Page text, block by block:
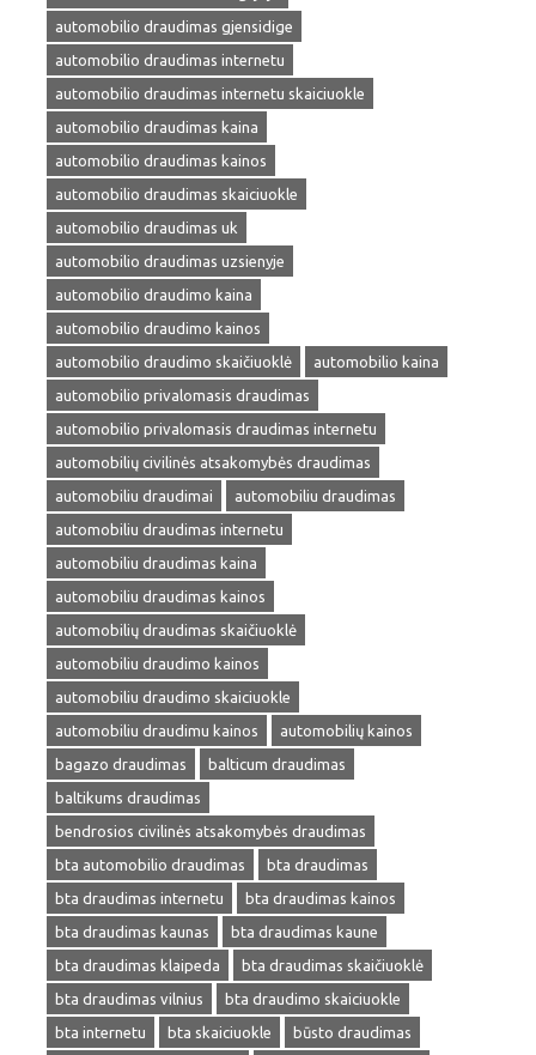
automobilio draudimas gjensidige
automobilio draudimas internetu
automobilio draudimas internetu skaiciuokle
automobilio draudimas kaina
automobilio draudimas kainos
automobilio draudimas skaiciuokle
automobilio draudimas uk
automobilio draudimas uzsienyje
automobilio draudimo kaina
automobilio draudimo kainos
automobilio draudimo skaičiuoklė
automobilio kaina
automobilio privalomasis draudimas
automobilio privalomasis draudimas internetu
automobilių civilinės atsakomybės draudimas
automobiliu draudimai
automobiliu draudimas
automobiliu draudimas internetu
automobiliu draudimas kaina
automobiliu draudimas kainos
automobilių draudimas skaičiuoklė
automobiliu draudimo kainos
automobiliu draudimo skaiciuokle
automobiliu draudimu kainos
automobilių kainos
bagazo draudimas
balticum draudimas
baltikums draudimas
bendrosios civilinės atsakomybės draudimas
bta automobilio draudimas
bta draudimas
bta draudimas internetu
bta draudimas kainos
bta draudimas kaunas
bta draudimas kaune
bta draudimas klaipeda
bta draudimas skaičiuoklė
bta draudimas vilnius
bta draudimo skaiciuokle
bta internetu
bta skaiciuokle
būsto draudimas